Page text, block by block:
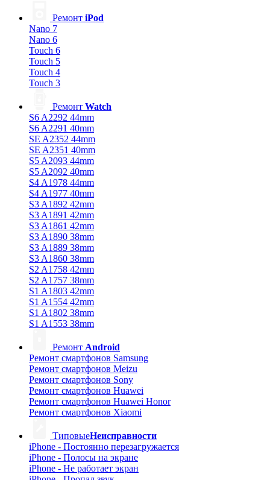
Ремонт iPod
Nano 7
Nano 6
Touch 6
Touch 5
Touch 4
Touch 3
Ремонт Watch
S6 A2292 44mm
S6 A2291 40mm
SE A2352 44mm
SE A2351 40mm
S5 A2093 44mm
S5 A2092 40mm
S4 A1978 44mm
S4 A1977 40mm
S3 A1892 42mm
S3 A1891 42mm
S3 A1861 42mm
S3 A1890 38mm
S3 A1889 38mm
S3 A1860 38mm
S2 A1758 42mm
S2 A1757 38mm
S1 A1803 42mm
S1 A1554 42mm
S1 A1802 38mm
S1 A1553 38mm
Ремонт Android
Ремонт смартфонов Samsung
Ремонт смартфонов Meizu
Ремонт смартфонов Sony
Ремонт смартфонов Huawei
Ремонт смартфонов Huawei Honor
Ремонт смартфонов Xiaomi
ТиповыеНеисправности
iPhone - Постоянно перезагружается
iPhone - Полосы на экране
iPhone - Не работает экран